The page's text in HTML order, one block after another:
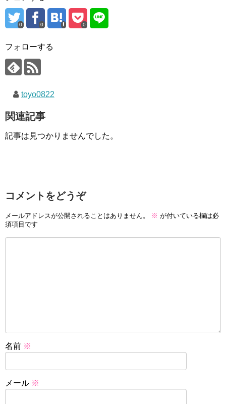
0 0 0
フォローする
toyo0822
関連記事
記事は見つかりませんでした。
コメントをどうぞ
メールアドレスが公開されることはありません。 ※ が付いている欄は必
須項目です
名前 ※
メール ※